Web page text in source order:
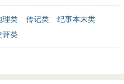
理类 传记类
纪事本末类
评类